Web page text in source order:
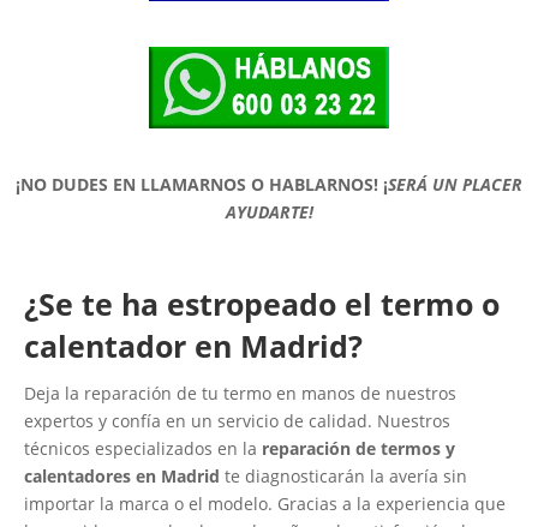
¡NO DUDES EN LLAMARNOS O HABLARNOS! ¡SERÁ UN PLACER
AYUDARTE!
¿Se te ha estropeado el termo o
calentador en Madrid?
Deja la reparación de tu termo en manos de nuestros
expertos y confía en un servicio de calidad. Nuestros
técnicos especializados en la reparación de termos y
calentadores en Madrid te diagnosticarán la avería sin
importar la marca o el modelo. Gracias a la experiencia que